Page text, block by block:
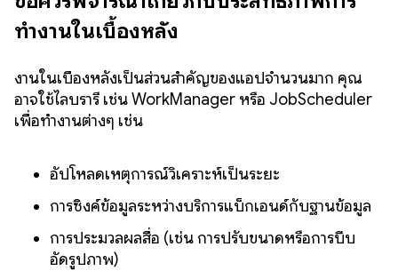
ทำงานในเบื้องหลัง
งานในเบื้องหลังเป็นส่วนสำคัญของแอปจำนวนมาก คุณ
อาจใช้ไลบรารี เช่น WorkManager หรือ JobScheduler
เพื่อทำงานต่างๆ เช่น
อัปโหลดเหตุการณ์วิเคราะห์เป็นระยะ
การซิงค์ข้อมูลระหว่างบริการแบ็กเอนด์กับฐานข้อมูล
การประมวลผลสื่อ (เช่น การปรับขนาดหรือการบีบ
อัดรูปภาพ)